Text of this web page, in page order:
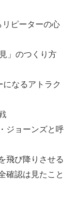
リピーターの心
」のつくり方
なるアトラク
ジョーンズと呼
飛び降りさせる
確認は見たこと